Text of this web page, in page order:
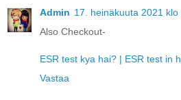
Admin 17. heinäkuuta 2021 klo
Also Checkout-
ESR test kya hai? | ESR test in
Vastaa